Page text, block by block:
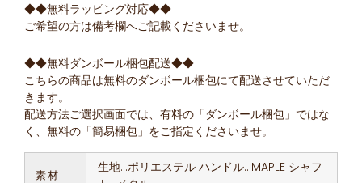
◆◆無料ラッピング対応◆◆
ご希望の方は備考欄へご記載くださいませ。
◆◆無料ダンボール梱包配送◆◆
こちらの商品は無料のダンボール梱包にて配送させていただ
きます。
配送方法ご選択画面では、有料の「ダンボール梱包」ではな
く、無料の「簡易梱包」をご指定くださいませ。
素材
生地…ポリエステル ハンドル...MAPLE シャフ